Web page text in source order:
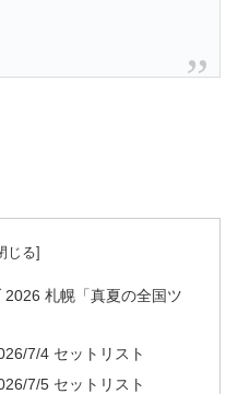
2026 札幌「真夏の全国ツ
7/4 セットリスト
7/5 セットリスト